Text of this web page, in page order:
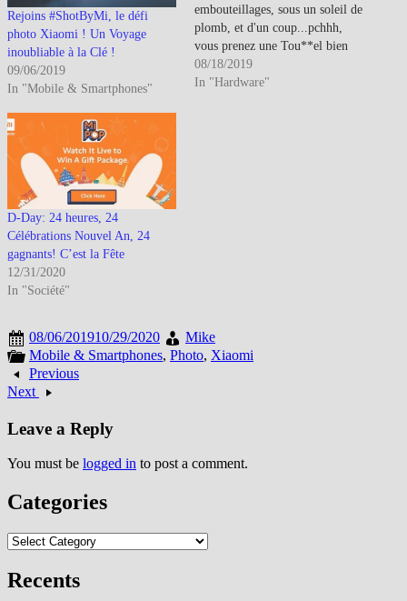
Rejoins #ShotByMi, le défi
photo Xiaomi ! Un Voyage
inoubliable à la Clé !
09/06/2019
In "Mobile & Smartphones"
embouteillages, sous un soleil de
plomb, et d'un coup...pchhh,
vous prenez une Tou**el bien
fraîche sans Alcool (car ce n'est
pas bien au volant) et tout ça
08/18/2019
In "Hardware"
D-Day: 24 heures, 24
Célébrations Nouvel An, 24
gagnants! C’est la Fête
12/31/2020
In "Société"
08/06/201910/29/2020
Mike
Mobile & Smartphones, Photo, Xiaomi
Previous
Next
Leave a Reply
You must be logged in to post a comment.
Categories
Categories
Recents